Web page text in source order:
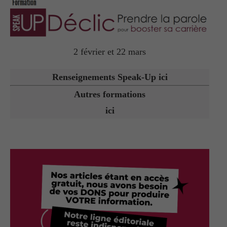
2 février et 22 mars
Renseignements Speak-Up ici
Autres formations
ici